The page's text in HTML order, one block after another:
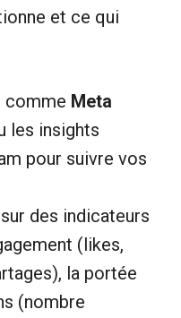
et ce qui
comme Meta
les insights
pour suivre vos
des indicateurs
(likes,
la portée
(nombre